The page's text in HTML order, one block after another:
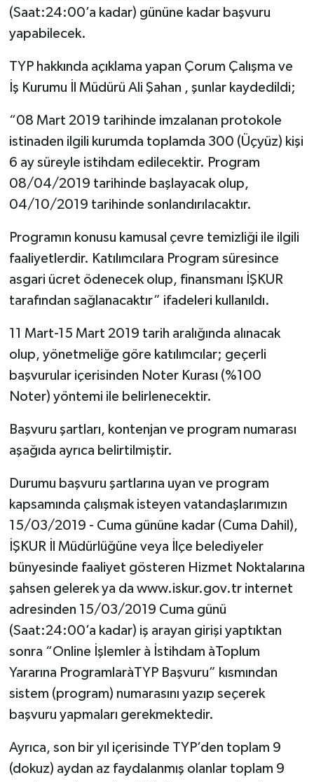
(Saat:24:00’a kadar) gününe kadar başvuru
yapabilecek.
TYP hakkında açıklama yapan Çorum Çalışma ve
İş Kurumu İl Müdürü Ali Şahan , şunlar kaydedildi;
“08 Mart 2019 tarihinde imzalanan protokole
istinaden ilgili kurumda toplamda 300 (Üçyüz) kişi
6 ay süreyle istihdam edilecektir. Program
08/04/2019 tarihinde başlayacak olup,
04/10/2019 tarihinde sonlandırılacaktır.
Programın konusu kamusal çevre temizliği ile ilgili
faaliyetlerdir. Katılımcılara Program süresince
asgari ücret ödenecek olup, finansmanı İŞKUR
tarafından sağlanacaktır” ifadeleri kullanıldı.
11 Mart-15 Mart 2019 tarih aralığında alınacak
olup, yönetmeliğe göre katılımcılar; geçerli
başvurular içerisinden Noter Kurası (%100
Noter) yöntemi ile belirlenecektir.
Başvuru şartları, kontenjan ve program numarası
aşağıda ayrıca belirtilmiştir.
Durumu başvuru şartlarına uyan ve program
kapsamında çalışmak isteyen vatandaşlarımızın
15/03/2019 - Cuma gününe kadar (Cuma Dahil),
İŞKUR İl Müdürlüğüne veya İlçe belediyeler
bünyesinde faaliyet gösteren Hizmet Noktalarına
şahsen gelerek ya da www.iskur.gov.tr internet
adresinden 15/03/2019 Cuma günü
(Saat:24:00’a kadar) iş arayan girişi yaptıktan
sonra “Online İşlemler à İstihdam àToplum
Yararına ProgramlaràTYP Başvuru” kısmından
sistem (program) numarasını yazıp seçerek
başvuru yapmaları gerekmektedir.
Ayrıca, son bir yıl içerisinde TYP’den toplam 9
(dokuz) aydan az faydalanmış olanlar toplam 9